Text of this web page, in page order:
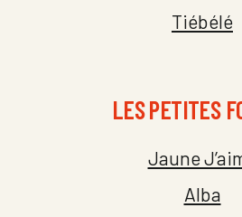
Tiébélé
LES PETITES
Jaune
Alba